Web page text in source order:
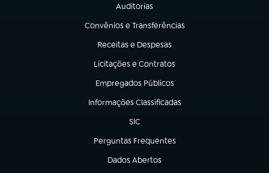
Auditorias
(abre em nova aba)
Convênios e Transferências
(abre em nova aba)
Receitas e Despesas
(abre em nova aba)
Licitações e Contratos
(abre em nova aba)
Empregados Públicos
(abre em nova aba)
Informações Classificadas
(abre em nova aba)
SIC
(abre em nova aba)
Perguntas Frequentes
(abre em nova aba)
Dados Abertos
(abre em nova aba)